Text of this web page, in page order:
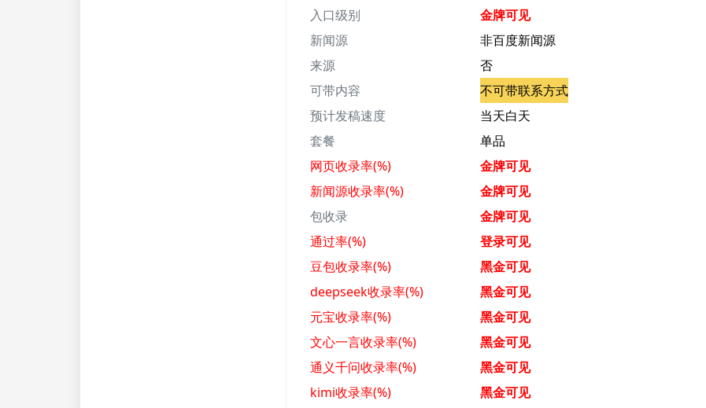
入口级别
金牌可见
新闻源
非百度新闻源
来源
否
可带内容
不可带联系方式
预计发稿速度
当天白天
套餐
单品
网页收录率(%)
金牌可见
新闻源收录率(%)
金牌可见
包收录
金牌可见
通过率(%)
登录可见
豆包收录率(%)
黑金可见
deepseek收录率(%)
黑金可见
元宝收录率(%)
黑金可见
文心一言收录率(%)
黑金可见
通义千问收录率(%)
黑金可见
kimi收录率(%)
黑金可见